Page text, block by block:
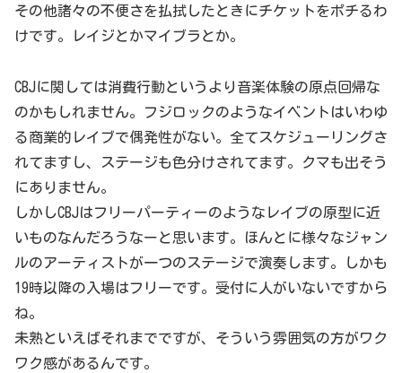
その他諸々の不便さを払拭したときにチケットをポチるわ
けです。レイジとかマイブラとか。
CBJに関しては消費行動というより音楽体験の原点回帰な
のかもしれません。フジロックのようなイベントはいわゆ
る商業的レイブで偶発性がない。全てスケジューリングさ
れてますし、ステージも色分けされてます。クマも出そう
にありません。
しかしCBJはフリーパーティーのようなレイブの原型に近
いものなんだろうなーと思います。ほんとに様々なジャン
ルのアーティストが一つのステージで演奏します。しかも
19時以降の入場はフリーです。受付に人がいないですから
ね。
未熟といえばそれまでですが、そういう雰囲気の方がワク
ワク感があるんです。